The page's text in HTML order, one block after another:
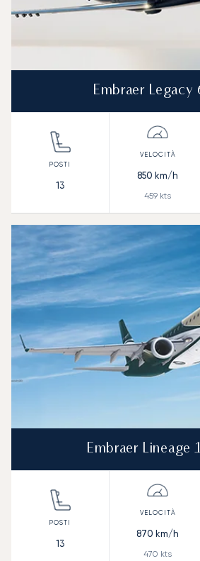
Embraer Legacy
13
850 km/h
459 kts
Embraer Lineage
13
870 km/h
470 kts